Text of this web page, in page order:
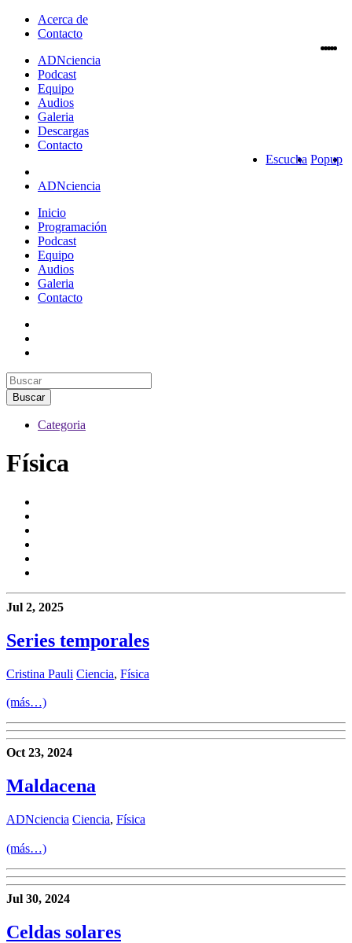
Acerca de
Contacto
ADNciencia
Podcast
Equipo
Audios
Galeria
Descargas
Contacto
Popup
Escucha
ADNciencia
Inicio
Programación
Podcast
Equipo
Audios
Galeria
Contacto
Categoria
Física
Jul 2, 2025
Series temporales
Cristina Pauli Ciencia, Física
(más…)
Oct 23, 2024
Maldacena
ADNciencia Ciencia, Física
(más…)
Jul 30, 2024
Celdas solares